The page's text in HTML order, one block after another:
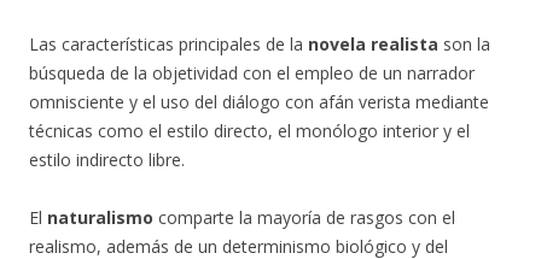
Las características principales de la novela realista son la
búsqueda de la objetividad con el empleo de un narrador
omnisciente y el uso del diálogo con afán verista mediante
técnicas como el estilo directo, el monólogo interior y el
estilo indirecto libre.
El naturalismo comparte la mayoría de rasgos con el
realismo, además de un determinismo biológico y del